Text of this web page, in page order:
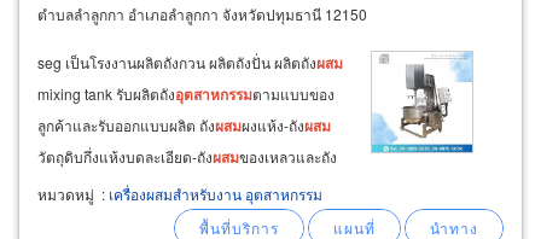
ตำบลลำลูกกา อำเภอลำลูกกา จังหวัดปทุมธานี 12150
seg เป็นโรงงานผลิตถังกวน ผลิตถังปั่น ผลิตถังผสม
mixing tank รับผลิตถังอุตสาหกรรมตามแบบของ
ลูกค้าและรับออกแบบผลิต ถังผสมผงแห้ง-ถังผสม
วัตถุดิบกึ่งแห้งบดละเอียด-ถังผสมของเหลวและถัง
ผสมของข้นเหลว-ผสมของเหนียวหนืด ออกแบบ
และควบคุมการผลิตโดยวิศวกร สำหรับ ธุรกิจ-
หมวดหมู่ : เครื่องผสมสำหรับงาน อุตสาหกรรม